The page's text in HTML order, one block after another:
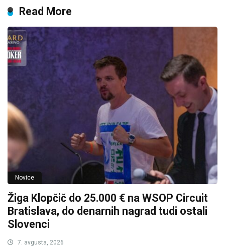
Read More
Novice
Žiga Klopčič do 25.000 € na WSOP Circuit
Bratislava, do denarnih nagrad tudi ostali
Slovenci
7. avgusta, 2026